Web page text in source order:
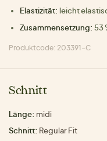
Elastizität: leicht
Zusammensetzung: 53
Produktcode: 203391-C
Schnitt
Länge: midi
Schnitt: Regular Fit